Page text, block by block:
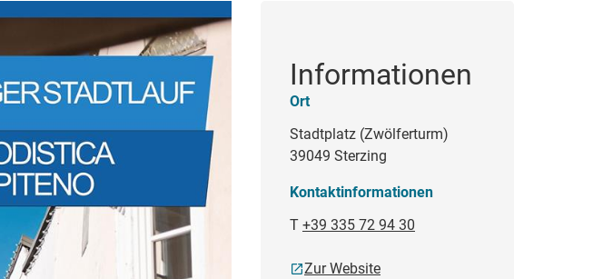
Informationen
Ort
Stadtplatz (Zwölferturm)
39049 Sterzing
Kontaktinformationen
T +39 335 72 94 30
Zur Website